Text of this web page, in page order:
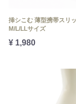
挿シこむ 薄型携帯スリ
M/L/LLサイズ
¥ 1,980